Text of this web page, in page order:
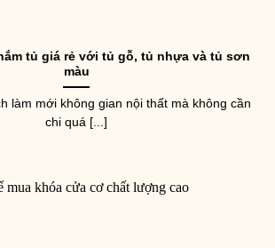
tủ giá rẻ với tủ gỗ, tủ nhựa và tủ sơn
màu
làm mới không gian nội thất mà không cần
chi quá [...]